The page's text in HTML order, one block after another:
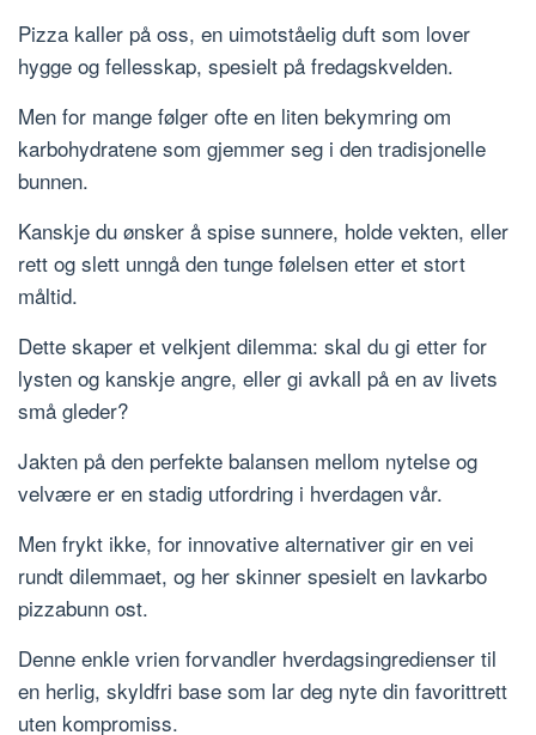
Pizza kaller på oss, en uimotståelig duft som lover
hygge og fellesskap, spesielt på fredagskvelden.
Men for mange følger ofte en liten bekymring om
karbohydratene som gjemmer seg i den tradisjonelle
bunnen.
Kanskje du ønsker å spise sunnere, holde vekten, eller
rett og slett unngå den tunge følelsen etter et stort
måltid.
Dette skaper et velkjent dilemma: skal du gi etter for
lysten og kanskje angre, eller gi avkall på en av livets
små gleder?
Jakten på den perfekte balansen mellom nytelse og
velvære er en stadig utfordring i hverdagen vår.
Men frykt ikke, for innovative alternativer gir en vei
rundt dilemmaet, og her skinner spesielt en lavkarbo
pizzabunn ost.
Denne enkle vrien forvandler hverdagsingredienser til
en herlig, skyldfri base som lar deg nyte din favorittrett
uten kompromiss.